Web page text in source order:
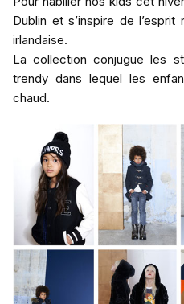
Dublin et s’inspire de
irlandaise.
La collection conjugue les
trendy dans lequel les
chaud.